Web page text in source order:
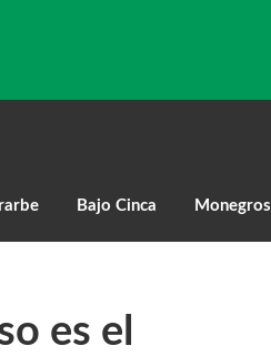
Bajo Cinca Monegros
es el